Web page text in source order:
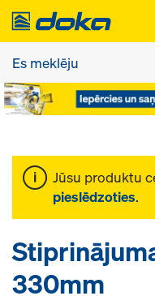
Jūsu produktu
pieslēdzoties.
330mm